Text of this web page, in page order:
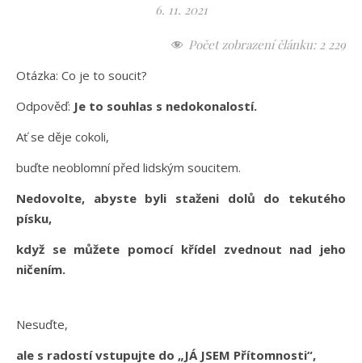
6. 11. 2021
Počet zobrazení článku: 2 229
Otázka: Co je to soucit?
Odpověď: Je to souhlas s nedokonalostí.
Ať se děje cokoli,
buďte neoblomní před lidským soucitem.
Nedovolte, abyste byli staženi dolů do tekutého
písku,
když se můžete pomocí křídel zvednout nad jeho
ničením.
Nesuďte,
ale s radostí vstupujte do „JÁ JSEM Přítomnosti“,